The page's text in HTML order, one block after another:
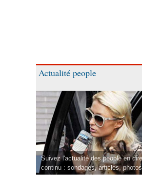
Actualité people
Suivez l'actualité des people en
continu : sondages, articles,